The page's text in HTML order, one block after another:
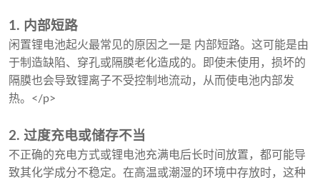
1. 内部短路
闲置锂电池起火最常见的原因之一是 内部短路。这可能是由
于制造缺陷、穿孔或隔膜老化造成的。即使未使用，损坏的
隔膜也会导致锂离子不受控制地流动，从而使电池内部发
热。</p>
2. 过度充电或储存不当
不正确的充电方式或锂电池充满电后长时间放置，都可能导
致其化学成分不稳定。在高温或潮湿的环境中存放时，这种